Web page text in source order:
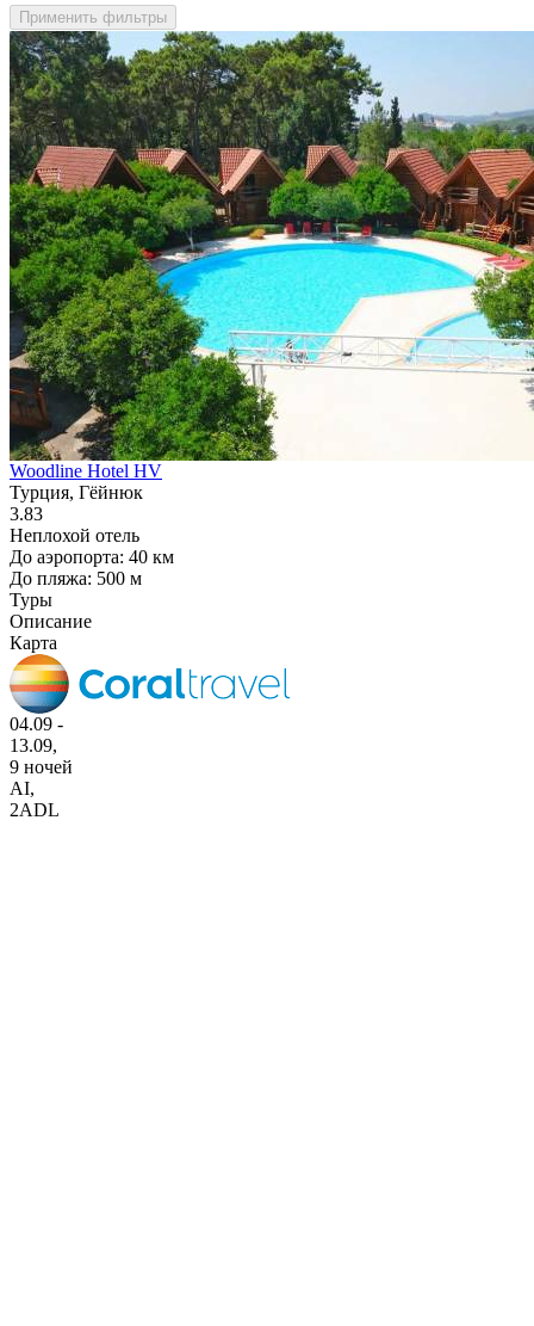
Применить фильтры
Woodline Hotel HV
Турция, Гёйнюк
3.83
Неплохой отель
До аэропорта: 40 км
До пляжа: 500 м
Туры
Описание
Карта
04.09 -
13.09,
9 ночей
AI,
2ADL